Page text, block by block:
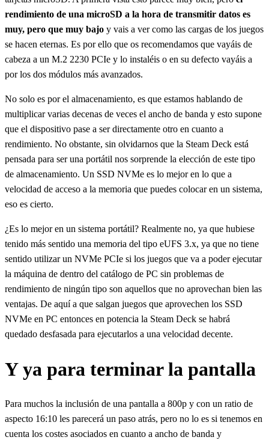
rendimiento de una microSD a la hora de transmitir datos es
muy, pero que muy bajo y vais a ver como las cargas de los juegos
se hacen eternas. Es por ello que os recomendamos que vayáis de
cabeza a un M.2 2230 PCIe y lo instaléis o en su defecto vayáis a
por los dos módulos más avanzados.
No solo es por el almacenamiento, es que estamos hablando de
multiplicar varias decenas de veces el ancho de banda y esto supone
que el dispositivo pase a ser directamente otro en cuanto a
rendimiento. No obstante, sin olvidarnos que la Steam Deck está
pensada para ser una portátil nos sorprende la elección de este tipo
de almacenamiento. Un SSD NVMe es lo mejor en lo que a
velocidad de acceso a la memoria que puedes colocar en un sistema,
eso es cierto.
¿Es lo mejor en un sistema portátil? Realmente no, ya que hubiese
tenido más sentido una memoria del tipo eUFS 3.x, ya que no tiene
sentido utilizar un NVMe PCIe si los juegos que va a poder ejecutar
la máquina de dentro del catálogo de PC sin problemas de
rendimiento de ningún tipo son aquellos que no aprovechan bien las
ventajas. De aquí a que salgan juegos que aprovechen los SSD
NVMe en PC entonces en potencia la Steam Deck se habrá
quedado desfasada para ejecutarlos a una velocidad decente.
Y ya para terminar la pantalla
Para muchos la inclusión de una pantalla a 800p y con un ratio de
aspecto 16:10 les parecerá un paso atrás, pero no lo es si tenemos en
cuenta los costes asociados en cuanto a ancho de banda y